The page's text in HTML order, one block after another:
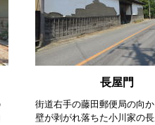
長屋門
街道右手の藤田郵便局の向
壁が剥がれ落ちた小川家の